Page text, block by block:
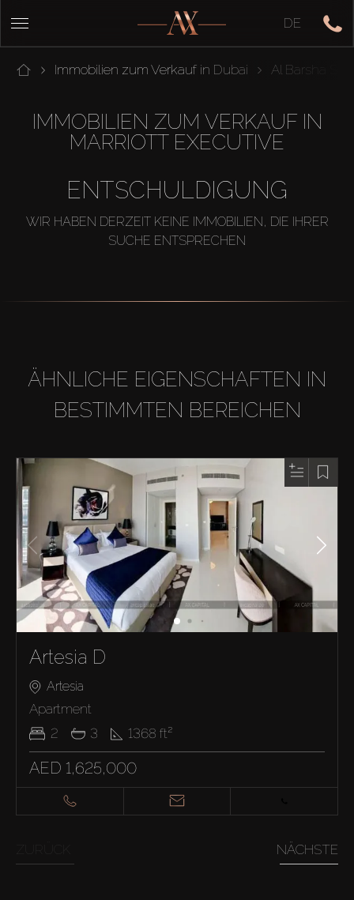
DE
Immobilien zum Verkauf in Dubai Al Barsha
IMMOBILIEN ZUM VERKAUF IN
MARRIOTT EXECUTIVE
ENTSCHULDIGUNG
WIR HABEN DERZEIT KEINE IMMOBILIEN, DIE IHRER
SUCHE ENTSPRECHEN
ÄHNLICHE EIGENSCHAFTEN IN
BESTIMMTEN BEREICHEN
Artesia D
Artesia
Apartment
2
3 1368 ft²
AED 1,625,000
NÄCHSTE